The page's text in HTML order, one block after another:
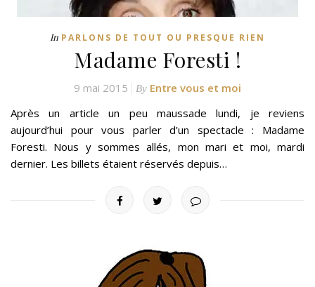
In PARLONS DE TOUT OU PRESQUE RIEN
Madame Foresti !
9 mai 2015 By Entre vous et moi
Après un article un peu maussade lundi, je reviens
aujourd’hui pour vous parler d’un spectacle : Madame
Foresti. Nous y sommes allés, mon mari et moi, mardi
dernier. Les billets étaient réservés depuis…